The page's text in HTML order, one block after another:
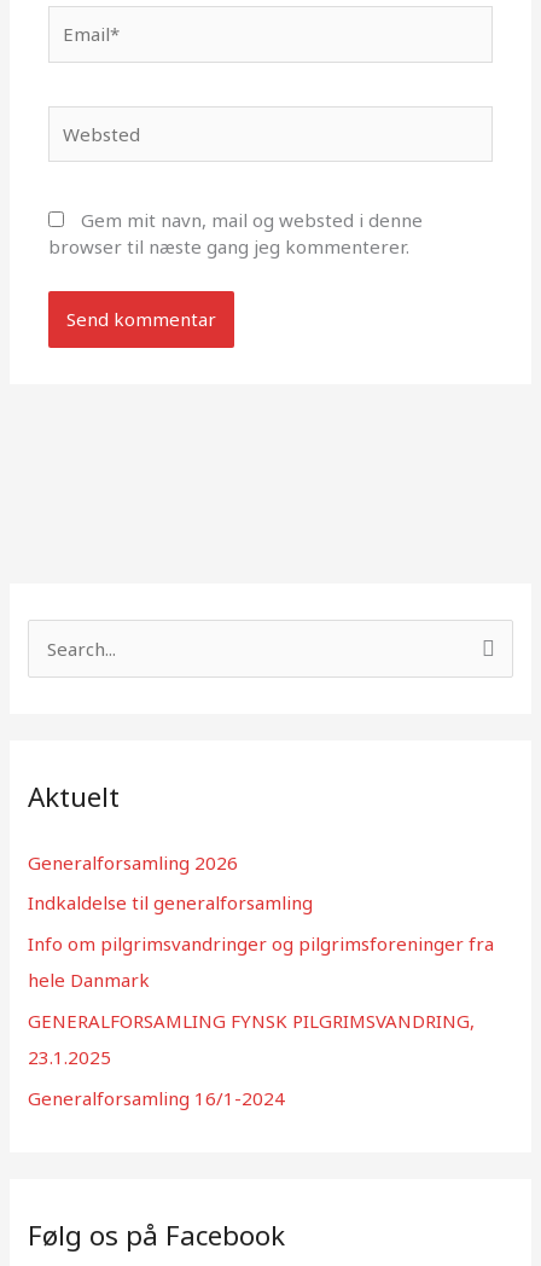
Gem mit navn, mail og websted i denne
browser til næste gang jeg kommenterer.
ø
e
Aktuelt
Generalforsamling 2026
Indkaldelse til generalforsamling
Info om pilgrimsvandringer og pilgrimsforeninger fra
hele Danmark
GENERALFORSAMLING FYNSK PILGRIMSVANDRING,
23.1.2025
Generalforsamling 16/1-2024
Følg os på Facebook